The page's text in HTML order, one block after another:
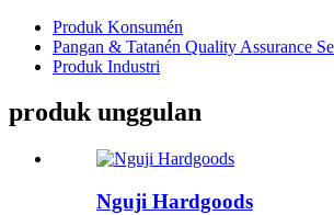
Produk Konsumén
Pangan & Tatanén Quality Assurance
Produk Industri
produk unggulan
Nguji Hardgoods